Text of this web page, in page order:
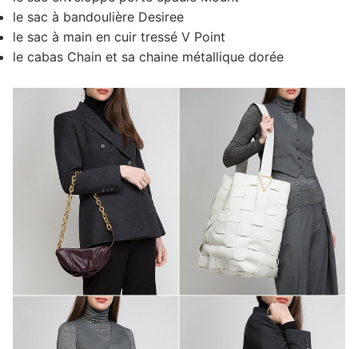
le sac à bandoulière Desiree
le sac à main en cuir tressé V Point
le cabas Chain et sa chaine métallique dorée